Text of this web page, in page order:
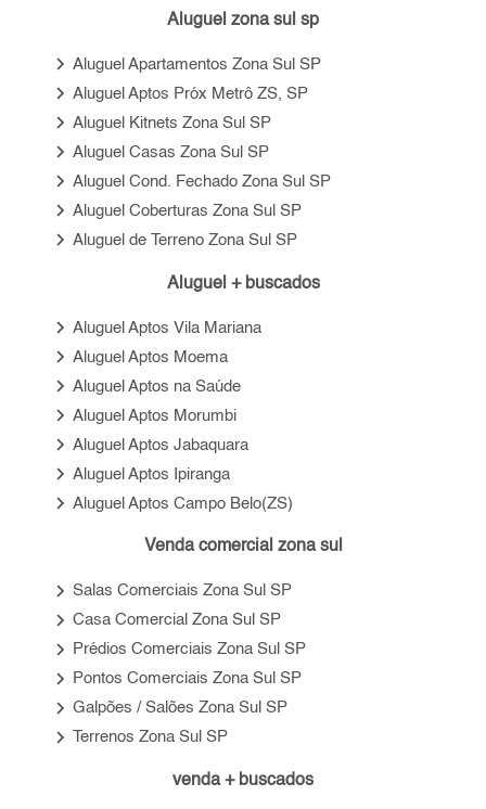
Aluguel zona sul sp
keyboard_arrow_right Aluguel Apartamentos Zona Sul SP
keyboard_arrow_right Aluguel Aptos Próx Metrô ZS, SP
keyboard_arrow_right Aluguel Kitnets Zona Sul SP
keyboard_arrow_right Aluguel Casas Zona Sul SP
keyboard_arrow_right Aluguel Cond. Fechado Zona Sul SP
keyboard_arrow_right Aluguel Coberturas Zona Sul SP
keyboard_arrow_right Aluguel de Terreno Zona Sul SP
Aluguel + buscados
keyboard_arrow_right Aluguel Aptos Vila Mariana
keyboard_arrow_right Aluguel Aptos Moema
keyboard_arrow_right Aluguel Aptos na Saúde
keyboard_arrow_right Aluguel Aptos Morumbi
keyboard_arrow_right Aluguel Aptos Jabaquara
keyboard_arrow_right Aluguel Aptos Ipiranga
keyboard_arrow_right Aluguel Aptos Campo Belo(ZS)
Venda comercial zona sul
keyboard_arrow_right Salas Comerciais Zona Sul SP
keyboard_arrow_right Casa Comercial Zona Sul SP
keyboard_arrow_right Prédios Comerciais Zona Sul SP
keyboard_arrow_right Pontos Comerciais Zona Sul SP
keyboard_arrow_right Galpões / Salões Zona Sul SP
keyboard_arrow_right Terrenos Zona Sul SP
venda + buscados